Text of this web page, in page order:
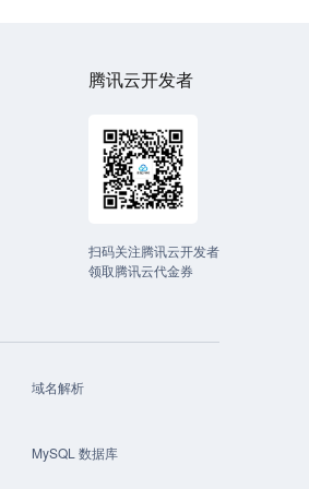
腾讯云开发者
扫码关注腾讯云开发者
领取腾讯云代金券
域名解析
MySQL 数据库